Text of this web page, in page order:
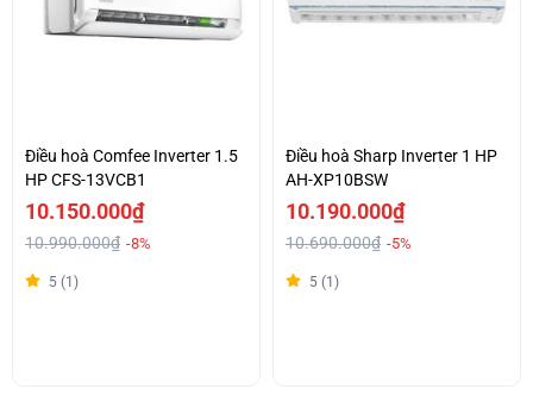
Điều hoà Comfee Inverter 1.5
HP CFS-13VCB1
10.150.000₫
10.990.000₫ -8%
5 (1)
Điều hoà Sharp Inverter 1 HP
AH-XP10BSW
10.190.000₫
10.690.000₫ -5%
5 (1)